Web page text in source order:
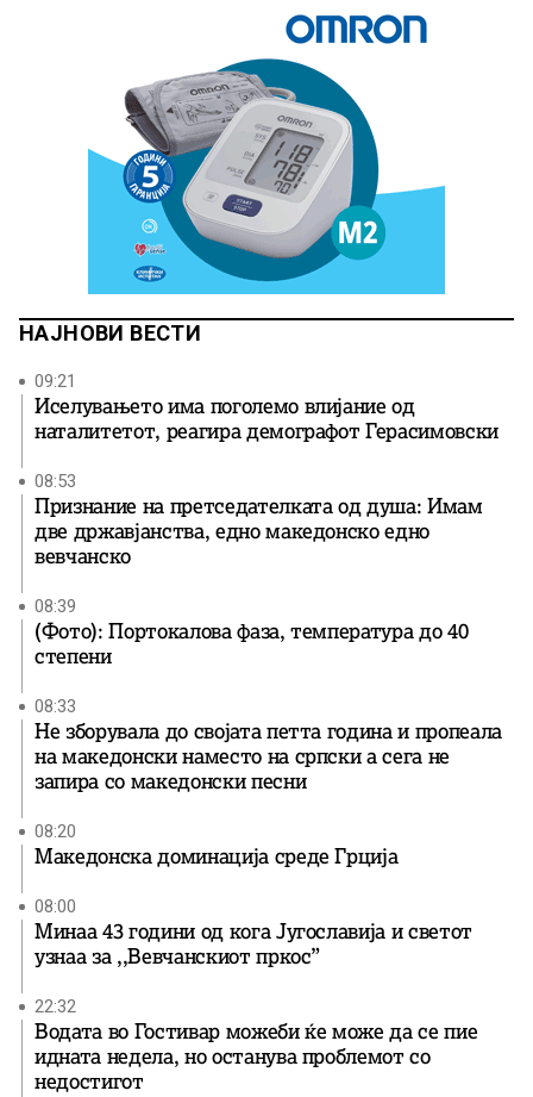
НАЈНОВИ ВЕСТИ
09:21
Иселувањето има поголемо влијание од
наталитетот, реагира демографот Герасимовски
08:53
Признание на претседателката од душа: Имам
две државјанства, едно македонско едно
вевчанско
08:39
(Фото): Портокалова фаза, температура до 40
степени
08:33
Не зборувала до својата петта година и пропеала
на македонски наместо на српски а сега не
запира со македонски песни
08:20
Македонска доминација среде Грција
08:00
Минаа 43 години од кога Југославија и светот
узнаа за ,,Вевчанскиот пркос”
22:32
Водата во Гостивар можеби ќе може да се пие
идната недела, но останува проблемот со
недостигот